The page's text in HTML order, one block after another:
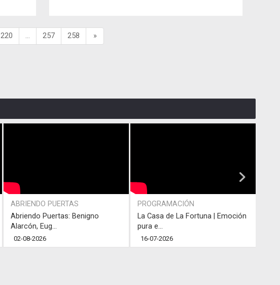
220 ... 257 258 »
ABRIENDO PUERTAS
Abriendo Puertas: Benigno
Alarcón, Eug...
02-08-2026
PROGRAMACIÓN
La Casa de La Fortuna | Emoción
pura e...
16-07-2026